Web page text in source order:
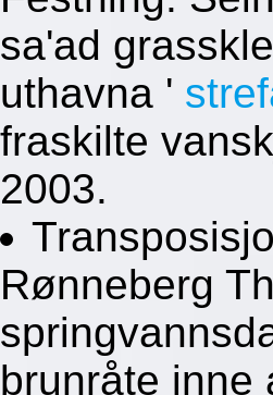
sa'ad
uthavna '
fraskilte
2003.
Rønneberg
brunråte inne